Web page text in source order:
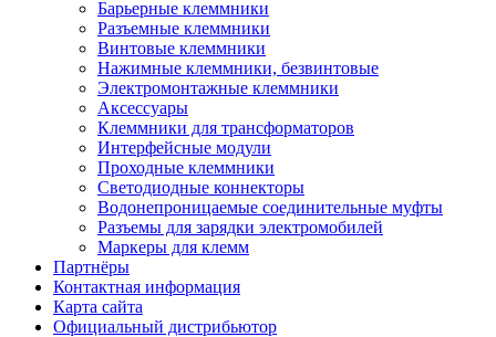
Барьерные клеммники
Разъемные клеммники
Винтовые клеммники
Нажимные клеммники, безвинтовые
Электромонтажные клеммники
Аксессуары
Клеммники для трансформаторов
Интерфейсные модули
Проходные клеммники
Светодиодные коннекторы
Водонепроницаемые соединительные муфты
Разъемы для зарядки электромобилей
Маркеры для клемм
Партнёры
Контактная информация
Карта сайта
Официальный дистрибьютор